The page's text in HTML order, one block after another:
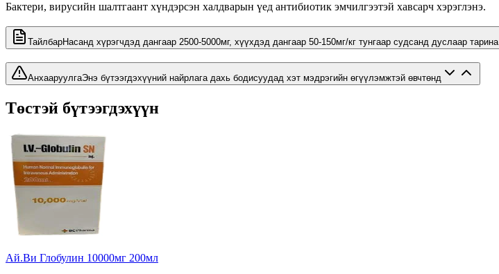
Бактери, вирусийн шалтгаант хүндэрсэн халдварын үед антибиотик эмчилгээтэй хавсарч хэрэглэнэ.
ТайлбарНасанд хүрэгчдэд дангаар 2500-5000мг, хүүхдэд дангаар 50-150мг/кг тунгаар судсанд дуслаар тарина
АнхааруулгаЭнэ бүтээгдэхүүний найрлага дахь бодисуудад хэт мэдрэгийн өгүүлэмжтэй өвчтөнд
Төстэй бүтээгдэхүүн
Ай.Ви Глобулин 10000мг 200мл